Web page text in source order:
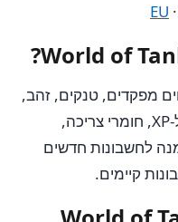
EU ·
מפקדים, טנקים, זהב,
זמן פרימיום, קרדיטים, בустרים ל-XP, חומרי צריכה,
לחשבונות חדשים
קיימים.